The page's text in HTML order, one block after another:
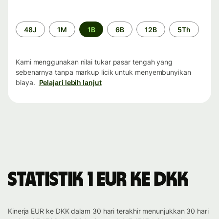
Periode
waktu
48J 1M 1B 6B 12B 5Th
Kami menggunakan nilai tukar pasar tengah yang
sebenarnya tanpa markup licik untuk menyembunyikan
biaya. Pelajari lebih lanjut
Statistik 1 EUR ke DKK
Kinerja EUR ke DKK dalam 30 hari terakhir menunjukkan 30 hari